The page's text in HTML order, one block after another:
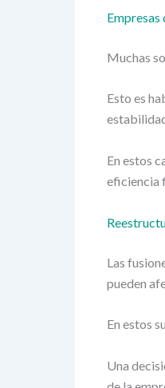
Empresas
Muchas
Esto es
En estos
eficiencia
Las
pueden
En estos
Una